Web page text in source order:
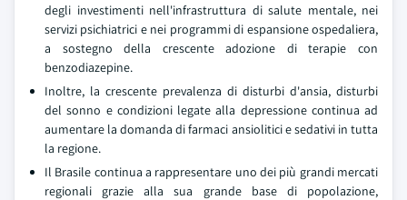
degli investimenti nell'infrastruttura di salute mentale, nei
servizi psichiatrici e nei programmi di espansione ospedaliera,
a sostegno della crescente adozione di terapie con
benzodiazepine.
Inoltre, la crescente prevalenza di disturbi d'ansia, disturbi
del sonno e condizioni legate alla depressione continua ad
aumentare la domanda di farmaci ansiolitici e sedativi in tutta
la regione.
Il Brasile continua a rappresentare uno dei più grandi mercati
regionali grazie alla sua grande base di popolazione,